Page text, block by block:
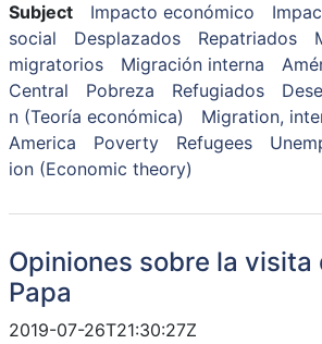
Subject
Impacto económico
social
Desplazados Repatriados
migratorios
Migración interna
Central
Pobreza Refugiados
n (Teoría económica)
Migration,
America
Poverty Refugees
ion (Economic theory)
Opiniones sobre la visita
Papa
2019-07-26T21:30:27Z